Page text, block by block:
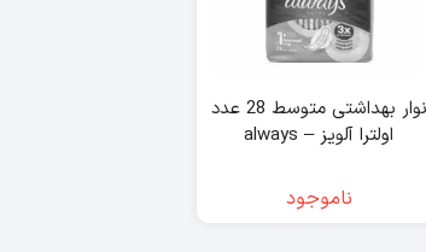
نوار بهداشتی متوسط 28 عدد
اولترا آلویز – always
ناموجود